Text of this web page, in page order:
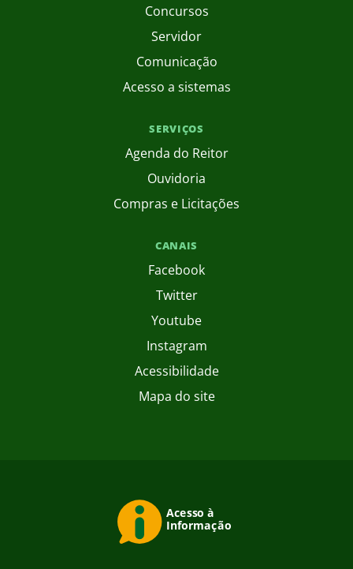
Concursos
Servidor
Comunicação
Acesso a sistemas
SERVIÇOS
Agenda do Reitor
Ouvidoria
Compras e Licitações
CANAIS
Facebook
Twitter
Youtube
Instagram
Acessibilidade
Mapa do site